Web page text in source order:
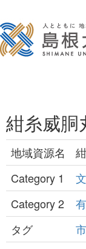
紺糸威胴
地域資源名
Category 1
Category 2
タグ